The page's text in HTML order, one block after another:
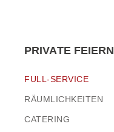
PRIVATE FEIERN
FULL-SERVICE
RÄUMLICHKEITEN
CATERING